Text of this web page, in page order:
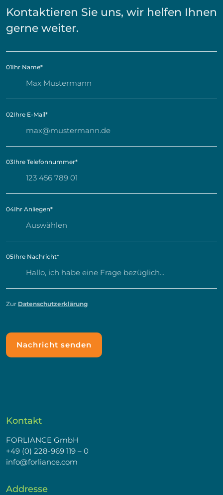
Kontaktieren Sie uns, wir helfen Ihnen
gerne weiter.
01Ihr Name*
02Ihre E-Mail*
03Ihre Telefonnummer*
04Ihr Anliegen*
05Ihre Nachricht*
Zur Datenschutzerklärung
Kontakt
FORLIANCE GmbH
+49 (0) 228-969 119 – 0
info@forliance.com
Addresse